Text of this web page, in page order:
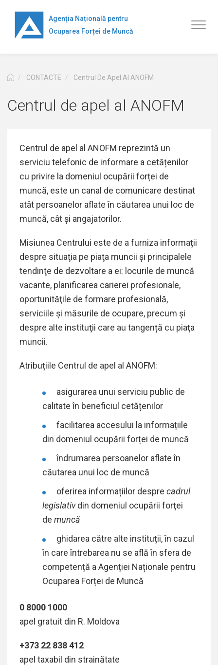
conţinutul
principal
Agenția Națională pentru
Ocuparea Forței de Muncă
CONTACTE Centrul De Apel Al ANOFM
Centrul de apel al ANOFM
Centrul de apel al ANOFM reprezintă un
serviciu telefonic de informare a cetățenilor
cu privire la domeniul ocupării forței de
muncă, este un canal de comunicare destinat
atât persoanelor aflate în căutarea unui loc de
muncă, cât și angajatorilor.
Misiunea Centrului este de a furniza informații
despre situaţia pe piaţa muncii şi principalele
tendinţe de dezvoltare a ei: locurile de muncă
vacante, planificarea carierei profesionale,
oportunităţile de formare profesională,
serviciile și măsurile de ocupare, precum şi
despre alte instituţii care au tangență cu piaţa
muncii.
Atribuțiile Centrul de apel al ANOFM:
asigurarea unui serviciu public de
calitate în beneficiul cetățenilor
facilitarea accesului la informațiile
din domeniul ocupării forței de muncă
îndrumarea persoanelor aflate în
căutarea unui loc de muncă
oferirea informațiilor despre cadrul
legislativdin domeniul ocupării forţei
de muncă
ghidarea către alte instituții, în cazul
în care întrebarea nu se află în sfera de
competență a Agenției Naționale pentru
Ocuparea Forței de Muncă
0 8000 1000
apel gratuit din R. Moldova
+373 22 838 412
apel taxabil din strainătate